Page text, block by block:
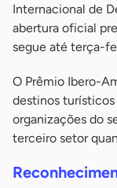
Internacional de
abertura oficial
segue até terça-
O Prêmio Ibero-
destinos
organizações do
terceiro setor